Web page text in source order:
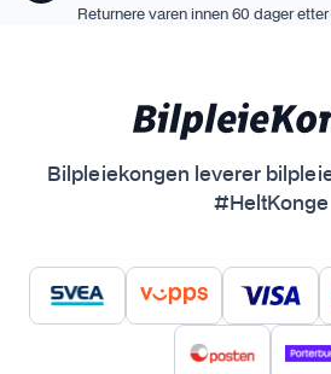
Returnere varen innen 60 dager
Bilpleiekongen leverer
#HeltKonge